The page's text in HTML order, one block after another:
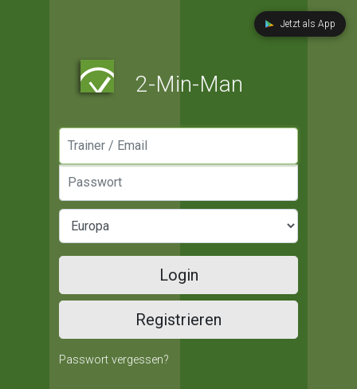
Jetzt als App
2-Min-Man
Login
Registrieren
Passwort vergessen?